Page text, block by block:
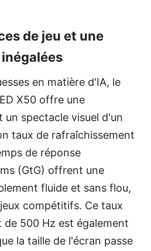
de jeu et une
en matière d'IA, le
X50 offre une
un spectacle visuel d'un
taux de rafraîchissement
de réponse
(GtG) offrent une
fluide et sans flou,
compétitifs. Ce taux
500 Hz est également
la taille de l'écran passe